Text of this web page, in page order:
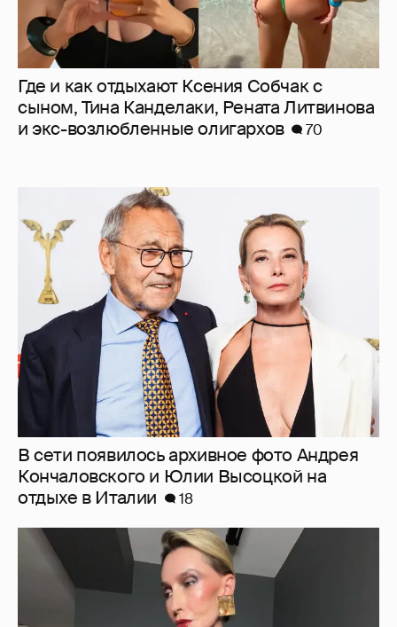
Где и как отдыхают Ксения Собчак с
сыном, Тина Канделаки, Рената Литвинова
и экс-возлюбленные олигархов
70
В сети появилось архивное фото Андрея
Кончаловского и Юлии Высоцкой на
отдыхе в Италии
18